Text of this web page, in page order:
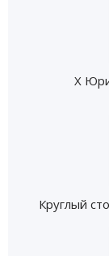
X
Круглый